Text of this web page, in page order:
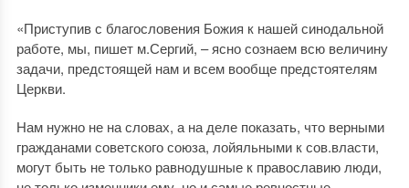
«Приступив с благословения Божия к нашей синодальной
работе, мы, пишет м.Сергий, – ясно сознаем всю величину
задачи, предстоящей нам и всем вообще предстоятелям
Церкви.
Нам нужно не на словах, а на деле показать, что верными
гражданами советского союза, лойяльными к сов.власти,
могут быть не только равнодушные к православию люди,